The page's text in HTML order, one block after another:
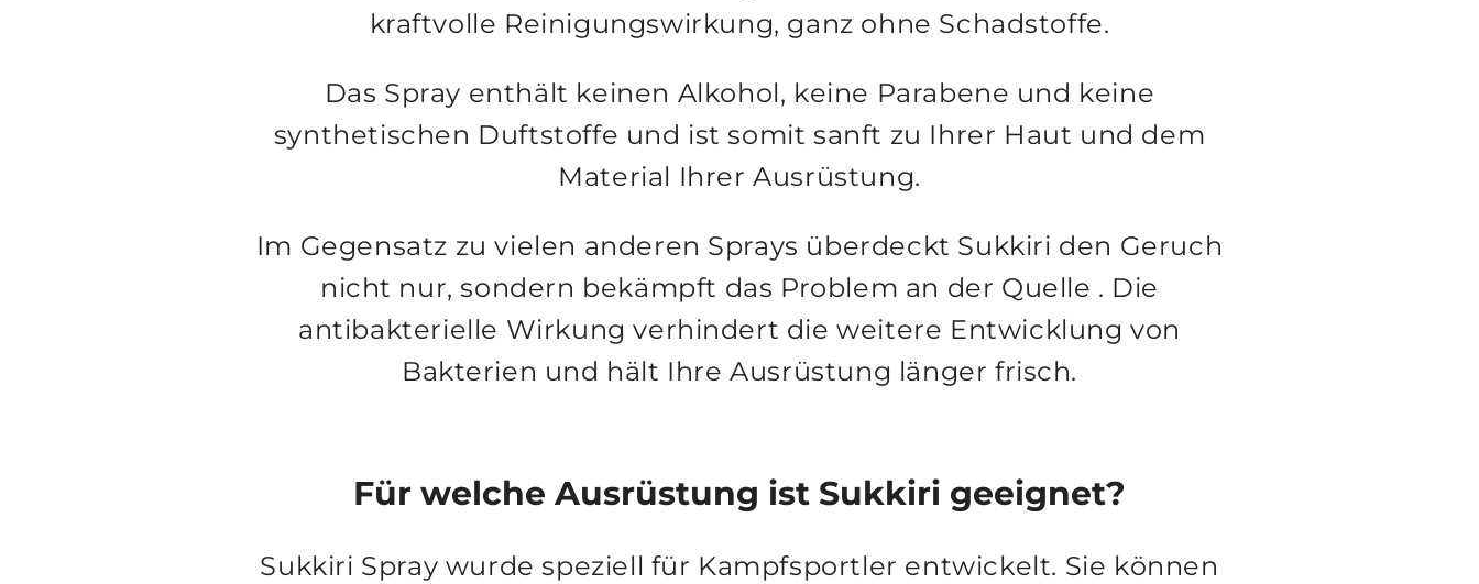
kraftvolle Reinigungswirkung, ganz ohne Schadstoffe.
Das Spray enthält keinen Alkohol, keine Parabene und keine
synthetischen Duftstoffe und ist somit sanft zu Ihrer Haut und dem
Material Ihrer Ausrüstung.
Im Gegensatz zu vielen anderen Sprays überdeckt Sukkiri den Geruch
nicht nur, sondern bekämpft das Problem an der Quelle . Die
antibakterielle Wirkung verhindert die weitere Entwicklung von
Bakterien und hält Ihre Ausrüstung länger frisch.
Für welche Ausrüstung ist Sukkiri geeignet?
Sukkiri Spray wurde speziell für Kampfsportler entwickelt. Sie können